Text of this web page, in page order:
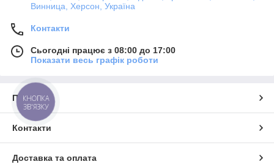
Винница, Херсон, Україна
Контакти
Сьогодні працює з 08:00 до 17:00
Показати весь графік роботи
Про нас
Контакти
Доставка та оплата
КНОПКА
ЗВ'ЯЗКУ